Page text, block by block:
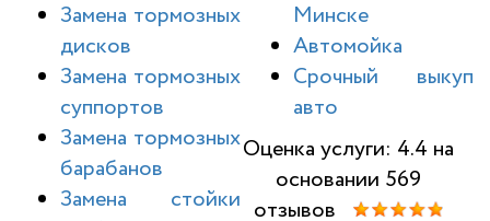
Замена тормозных
дисков
Замена тормозных
суппортов
Замена тормозных
барабанов
Замена стойки
Минске
Автомойка
Срочный выкуп
авто
Оценка услуги: 4.4 на
основании 569
отзывов